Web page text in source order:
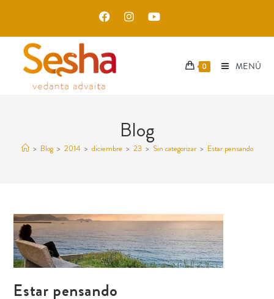
0 MENÚ
Blog
> Blog > 2014 > diciembre > 23 > Sin categorizar > Estar pensando
Estar pensando